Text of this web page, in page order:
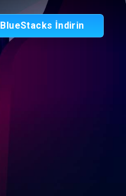
BlueStacks İndirin